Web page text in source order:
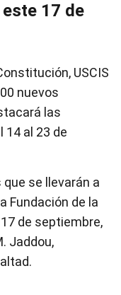
este 17 de
USCIS
nuevos
las
14 al 23 de
se llevarán a
Fundación de la
de septiembre,
Jaddou,